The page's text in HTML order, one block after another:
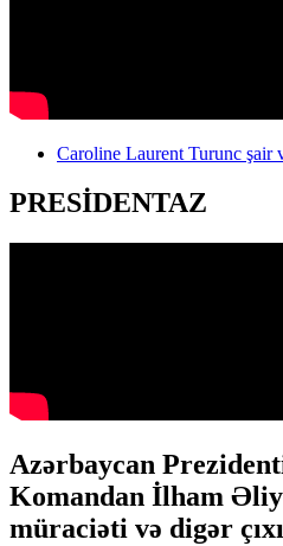
Caroline Laurent Turunc şair
PRESİDENTAZ
Azərbaycan
Komandan İlham
müraciəti və digər